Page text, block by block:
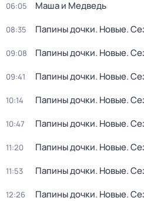
06:05 Маша и Медведь
08:35 Папины дочки. Новые.
09:08 Папины дочки. Новые.
09:41 Папины дочки. Новые.
10:14 Папины дочки. Новые.
10:47 Папины дочки. Новые.
11:20 Папины дочки. Новые.
11:53 Папины дочки. Новые.
12:26 Папины дочки. Новые.